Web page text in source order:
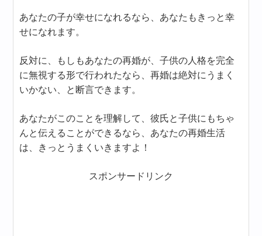
あなたの子が幸せになれるなら、あなたもきっと幸
せになれます。
反対に、もしもあなたの再婚が、子供の人格を完全
に無視する形で行われたなら、再婚は絶対にうまく
いかない、と断言できます。
あなたがこのことを理解して、彼氏と子供にもちゃ
んと伝えることができるなら、あなたの再婚生活
は、きっとうまくいきますよ！
スポンサードリンク